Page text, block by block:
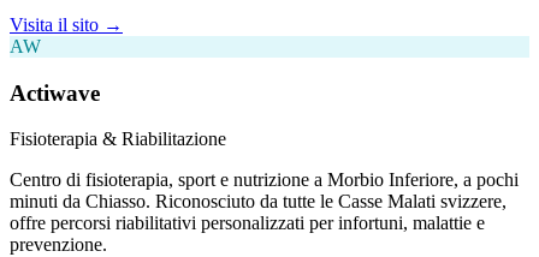
Visita il sito →
AW
Actiwave
Fisioterapia & Riabilitazione
Centro di fisioterapia, sport e nutrizione a Morbio Inferiore, a pochi
minuti da Chiasso. Riconosciuto da tutte le Casse Malati svizzere,
offre percorsi riabilitativi personalizzati per infortuni, malattie e
prevenzione.